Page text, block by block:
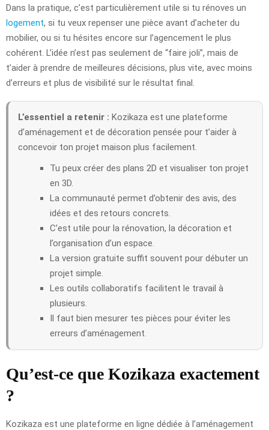
Dans la pratique, c’est particulièrement utile si tu rénoves un
logement, si tu veux repenser une pièce avant d’acheter du
mobilier, ou si tu hésites encore sur l’agencement le plus
cohérent. L’idée n’est pas seulement de “faire joli”, mais de
t’aider à prendre de meilleures décisions, plus vite, avec moins
d’erreurs et plus de visibilité sur le résultat final.
L’essentiel a retenir : Kozikaza est une plateforme
d’aménagement et de décoration pensée pour t’aider à
concevoir ton projet maison plus facilement.
Tu peux créer des plans 2D et visualiser ton projet
en 3D.
La communauté permet d’obtenir des avis, des
idées et des retours concrets.
C’est utile pour la rénovation, la décoration et
l’organisation d’un espace.
La version gratuite suffit souvent pour débuter un
projet simple.
Les outils collaboratifs facilitent le travail à
plusieurs.
Il faut bien mesurer tes pièces pour éviter les
erreurs d’aménagement.
Qu’est-ce que Kozikaza exactement
?
Kozikaza est une plateforme en ligne dédiée à l’aménagement